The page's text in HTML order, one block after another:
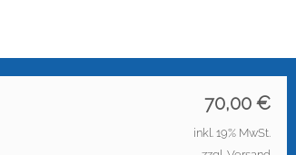
70,00 €
inkl. 19% MwSt.